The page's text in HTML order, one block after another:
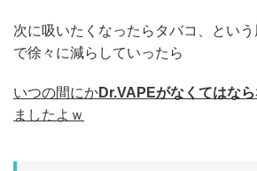
次に吸いたくなったらタバコ、とい
で徐々に減らしていったら
いつの間にかDr.VAPEがなくてはな
ましたよｗ